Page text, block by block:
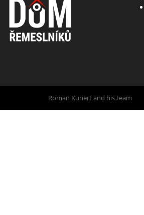
Roman Kunert and his team